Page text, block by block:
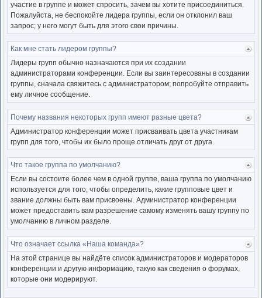
участие в группе и может спросить, зачем вы хотите присоединиться.
Пожалуйста, не беспокойте лидера группы, если он отклонил ваш
запрос; у него могут быть для этого свои причины.
Как мне стать лидером группы?
Лидеры групп обычно назначаются при их создании
администраторами конференции. Если вы заинтересованы в создании
группы, сначала свяжитесь с администратором; попробуйте отправить
ему личное сообщение.
Почему названия некоторых групп имеют разные цвета?
Администратор конференции может присваивать цвета участникам
групп для того, чтобы их было проще отличать друг от друга.
к
Что такое группа по умолчанию?
Если вы состоите более чем в одной группе, ваша группа по умолчанию
используется для того, чтобы определить, какие групповые цвет и
звание должны быть вам присвоены. Администратор конференции
может предоставить вам разрешение самому изменять вашу группу по
умолчанию в личном разделе.
к
Что означает ссылка «Наша команда»?
На этой странице вы найдёте список администраторов и модераторов
конференции и другую информацию, такую как сведения о форумах,
которые они модерируют.